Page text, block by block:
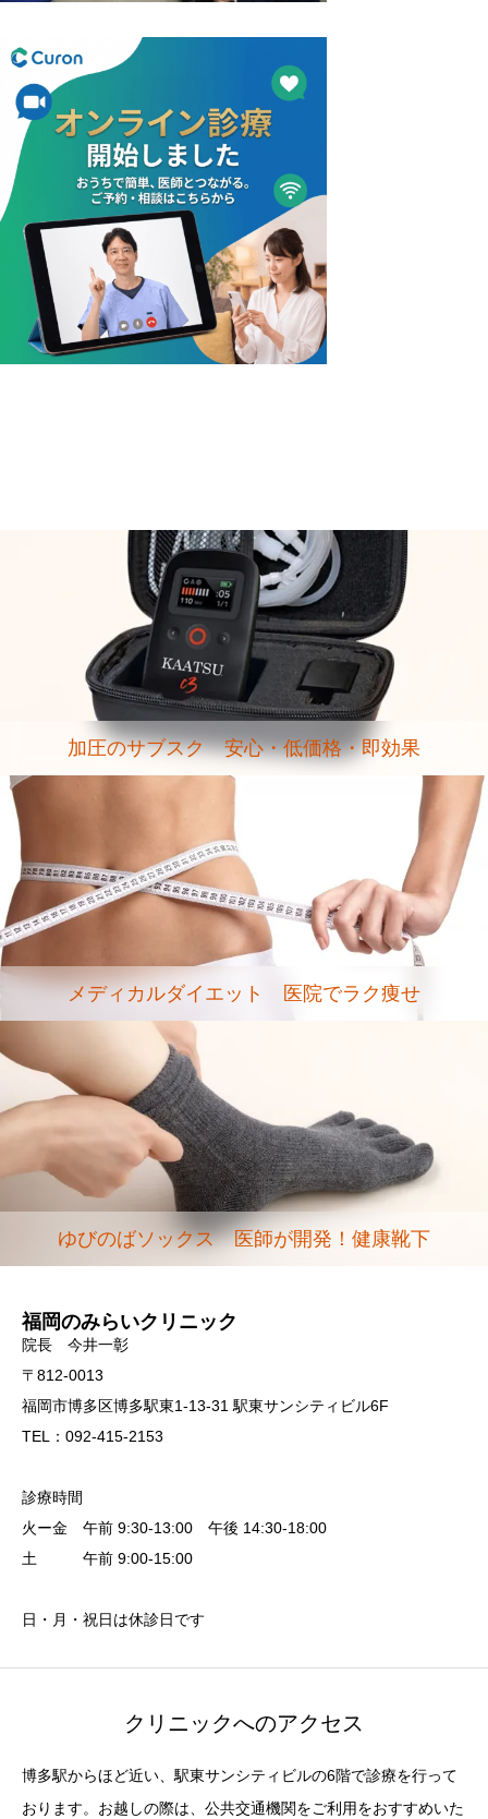
加圧のサブスク 安心・低価格・即効果
メディカルダイエット 医院でラク痩せ
ゆびのばソックス 医師が開発！健康靴下
福岡のみらいクリニック
院長 今井一彰
〒812-0013
福岡市博多区博多駅東1-13-31 駅東サンシティビル6F
TEL：092-415-2153
診療時間
火ー金 午前 9:30-13:00 午後 14:30-18:00
土 午前 9:00-15:00
日・月・祝日は休診日です
クリニックへのアクセス
博多駅からほど近い、駅東サンシティビルの6階で診療を行って
おります。お越しの際は、公共交通機関をご利用をおすすめいた